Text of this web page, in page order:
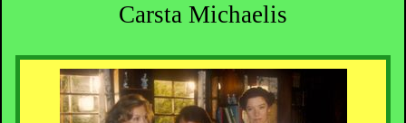
Carsta Michaelis